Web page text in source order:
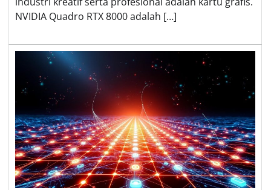
NVIDIA Quadro RTX 8000 adalah […]